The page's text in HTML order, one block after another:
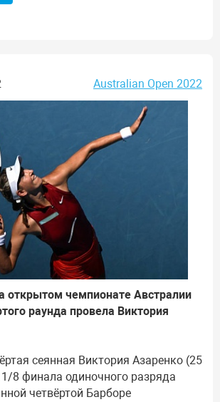
Australian Open 2022
открытом чемпионате Австралии
раунда провела Виктория
сеянная Виктория Азаренко (25
8 финала одиночного разряда
четвёртой Барборе